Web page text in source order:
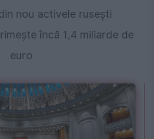
nou activele rusești
încă 1,4 miliarde de
euro